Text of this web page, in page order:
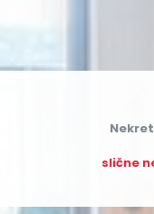
slične